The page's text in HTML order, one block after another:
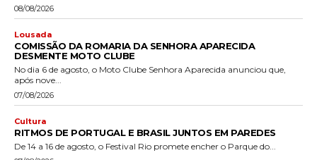
08/08/2026
Lousada
COMISSÃO DA ROMARIA DA SENHORA APARECIDA
DESMENTE MOTO CLUBE
No dia 6 de agosto, o Moto Clube Senhora Aparecida anunciou que,
após nove...
07/08/2026
Cultura
RITMOS DE PORTUGAL E BRASIL JUNTOS EM PAREDES
De 14 a 16 de agosto, o Festival Rio promete encher o Parque do...